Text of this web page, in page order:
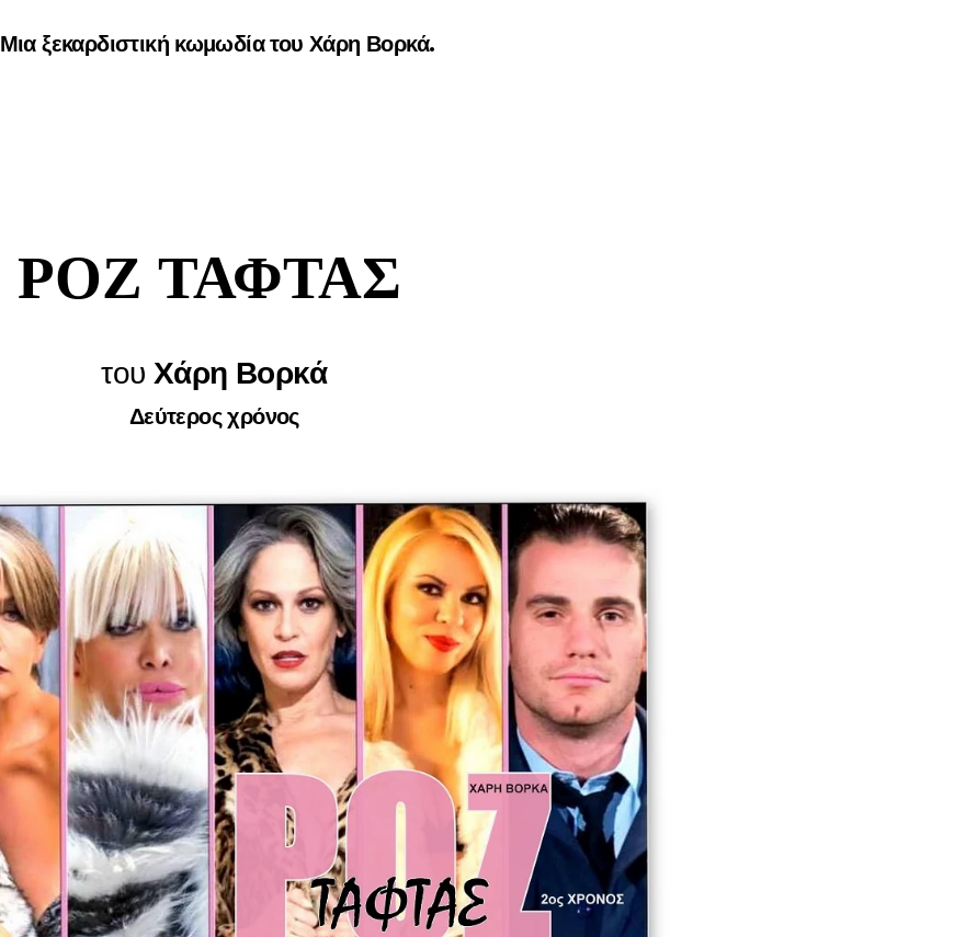
Μια ξεκαρδιστική κωμωδία του Χάρη Βορκά.
ΡΟΖ ΤΑΦΤΑΣ
τουΧάρη Βορκά
Δεύτερος χρόνος